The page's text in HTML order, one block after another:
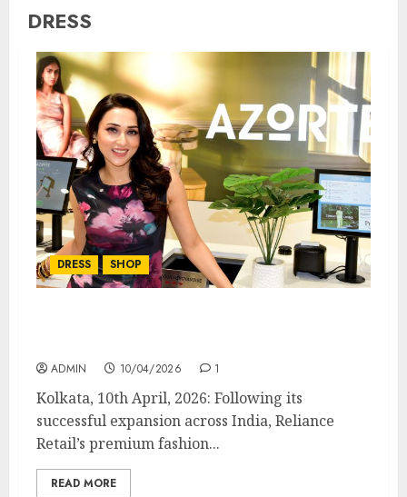
DRESS
DRESS SHOP
ADMIN 10/04/2026 1
Kolkata, 10th April, 2026: Following its
successful expansion across India, Reliance
Retail’s premium fashion...
READ MORE